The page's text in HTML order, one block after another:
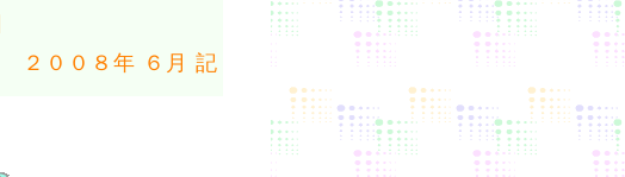
２００８年 ６月 記